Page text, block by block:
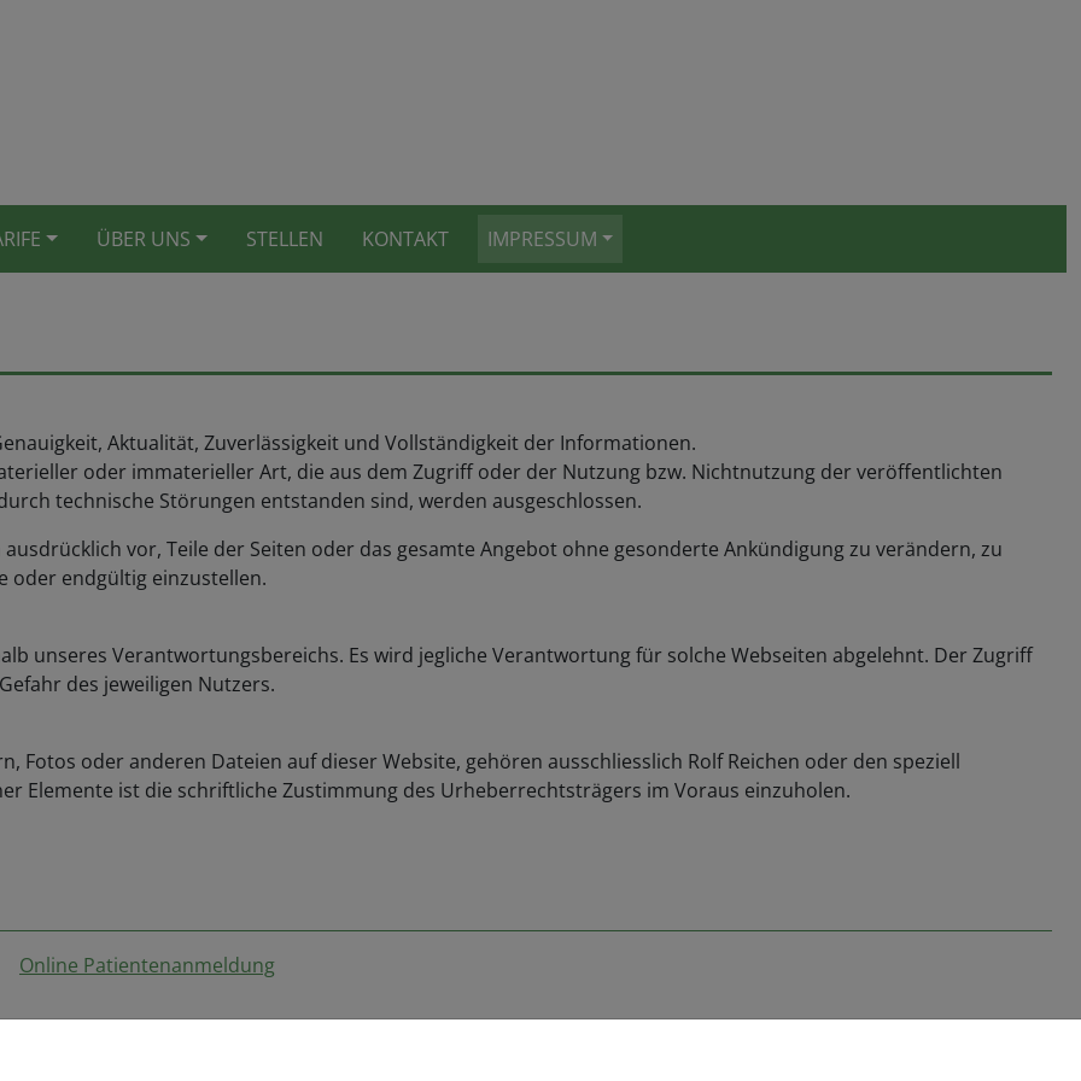
ÜBER UNS STELLEN KONTAKT IMPRESSUM
Aktualität, Zuverlässigkeit und Vollständigkeit der Informationen.
oder immaterieller Art, die aus dem Zugriff oder der Nutzung bzw. Nichtnutzung der veröffentlichten
technische Störungen entstanden sind, werden ausgeschlossen.
vor, Teile der Seiten oder das gesamte Angebot ohne gesonderte Ankündigung zu verändern, zu
oder endgültig einzustellen.
unseres Verantwortungsbereichs. Es wird jegliche Verantwortung für solche Webseiten abgelehnt. Der Zugriff
des jeweiligen Nutzers.
Fotos oder anderen Dateien auf dieser Website, gehören ausschliesslich Rolf Reichen oder den speziell
Elemente ist die schriftliche Zustimmung des Urheberrechtsträgers im Voraus einzuholen.
Online Patientenanmeldung